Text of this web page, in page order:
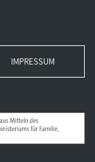
IMPRESSUM